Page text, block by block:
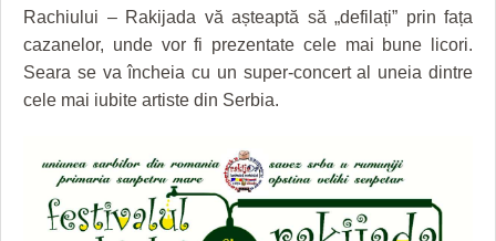
POLITICA DE CONFIDENȚIALITATE
PREFECTURA TIMIŞ
POLI TIMISOARA
FOTBAL JUDETEAN
ALTE SPORTURI
OPINII
DOSARELE DEBANAT
ETICA LUCIDITĂȚII ASISTATE
JURNAL DE CAMPANIE
ZÂMBETE AMARE
TIMP LIBER ȘI CULTURĂ
TIMP LIBER
ULTRAMARIN VA RECOMANDA
CULTURA
ECONOMIC
AFACERI
SĂNĂTATE
MAI MULTE
Rachiului – Rakijada vă așteaptă să „defilați” prin fața
cazanelor, unde vor fi prezentate cele mai bune licori.
Seara se va încheia cu un super-concert al uneia dintre
cele mai iubite artiste din Serbia.